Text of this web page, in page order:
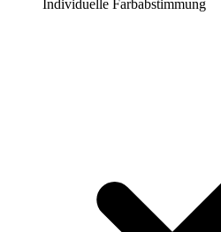
Individuelle Farbabstimmung